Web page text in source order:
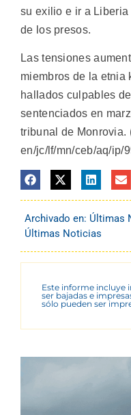
su exilio e ir a
de los presos.
Las tensiones
miembros de la etnia
hallados culpables
sentenciados en
tribunal de Monrovia.
en/jc/lf/mn/ceb/aq/ip/
Archivado en: Últimas
Últimas Noticias
Este informe incluye
ser bajadas e
sólo pueden ser